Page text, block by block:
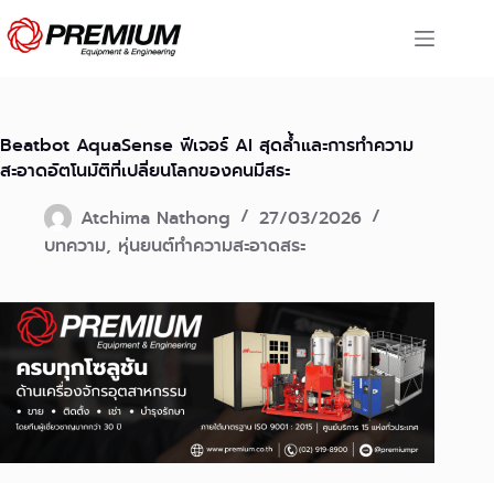
Skip
to
content
Beatbot AquaSense ฟีเจอร์ AI สุดล้ำและการทำความ
สะอาดอัตโนมัติที่เปลี่ยนโลกของคนมีสระ
Atchima Nathong
27/03/2026
บทความ, หุ่นยนต์ทำความสะอาดสระ